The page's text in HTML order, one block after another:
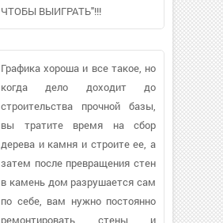
ЧТОБЫ ВЫИГРАТЬ"!!!
Графика хороша и все такое, но
когда дело доходит до
строительства прочной базы,
вы тратите время на сбор
дерева и камня и строите ее, а
затем после превращения стен
в камень дом разрушается сам
по себе, вам нужно постоянно
ремонтировать стены и